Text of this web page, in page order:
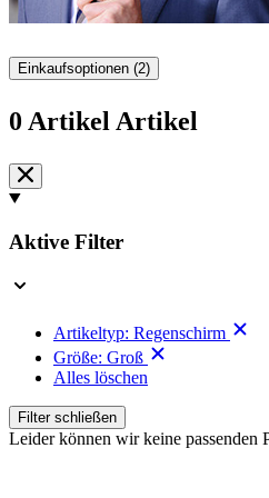
Einkaufsoptionen (2)
0 Artikel Artikel
Zur
Produktliste
Aktive Filter
Artikeltyp: Regenschirm
Größe: Groß
Alles löschen
Filter schließen
Leider können wir keine passenden